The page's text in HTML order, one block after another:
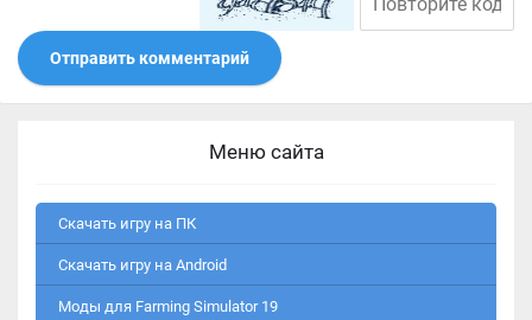
Отправить комментарий
Меню сайта
Скачать игру на ПК
Скачать игру на Android
Моды для Farming Simulator 19